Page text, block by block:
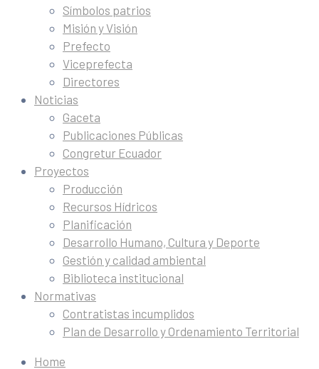
Símbolos patrios
Misión y Visión
Prefecto
Viceprefecta
Directores
Noticias
Gaceta
Publicaciones Públicas
Congretur Ecuador
Proyectos
Producción
Recursos Hídricos
Planificación
Desarrollo Humano, Cultura y Deporte
Gestión y calidad ambiental
Biblioteca institucional
Normativas
Contratistas incumplidos
Plan de Desarrollo y Ordenamiento Territorial
Home